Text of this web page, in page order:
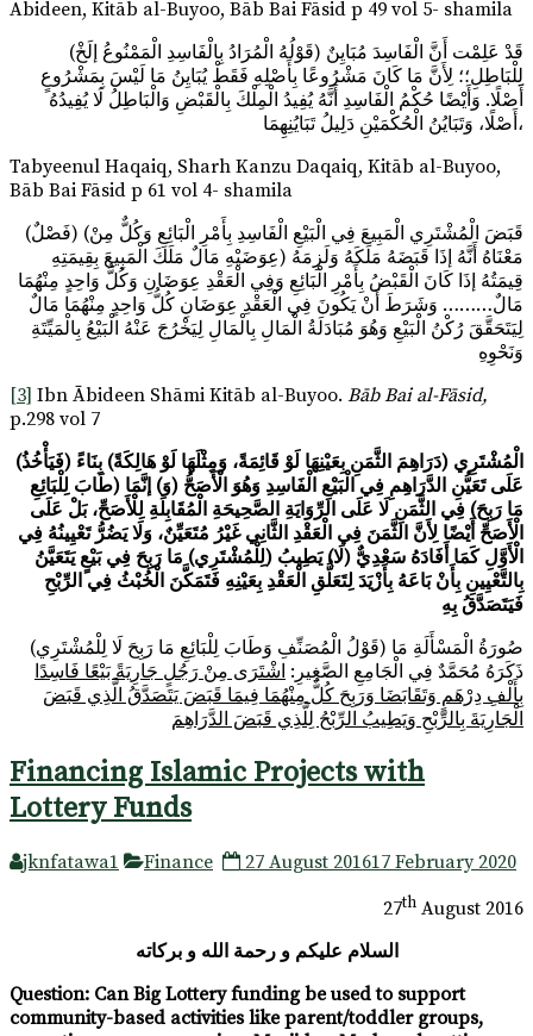
Abideen, Kitāb al-Buyoo, Bāb Bai Fāsid p 49 vol 5- shamila
(قَوْلُهُ الْمُرَادُ بِالْفَاسِدِ الْمَمْنُوعُ إلَخْ) قَدْ عَلِمْت أَنَّ الْفَاسِدَ مُبَايِنٌ
لِلْبَاطِلِ؛؛ لِأَنَّ مَا كَانَ مَشْرُوعًا بِأَصْلِهِ فَقَطْ يُبَايِنُ مَا لَيْسَ بِمَشْرُوعٍ
أَصْلًا. وَأَيْضًا حُكْمُ الْفَاسِدِ أَنَّهُ يُفِيدُ الْمِلْكَ بِالْقَبْضِ وَالْبَاطِلُ لَا يُفِيدُهُ
أَصْلًا، وَتَبَايُنُ الْحُكْمَيْنِ دَلِيلُ تَبَايُنِهِمَا،
Tabyeenul Haqaiq, Sharh Kanzu Daqaiq, Kitāb al-Buyoo,
Bāb Bai Fāsid p 61 vol 4- shamila
(فَصْلٌ) (قَبَضَ الْمُشْتَرِي الْمَبِيعَ فِي الْبَيْعِ الْفَاسِدِ بِأَمْرِ الْبَائِعِ وَكُلٌّ مِنْ
عِوَضَيْهِ مَالٌ مَلَكَ الْمَبِيعَ بِقِيمَتِهِ) مَعْنَاهُ أَنَّهُ إذَا قَبَضَهُ مَلَكَهُ وَلَزِمَهُ
قِيمَتُهُ إذَا كَانَ الْقَبْضُ بِأَمْرِ الْبَائِعِ وَفِي الْعَقْدِ عِوَضَانِ وَكُلُّ وَاحِدٍ مِنْهُمَا
مَالٌ……… وَشَرَطَ أَنْ يَكُونَ فِي الْعَقْدِ عِوَضَانِ كُلُّ وَاحِدٍ مِنْهُمَا مَالٌ
لِيَتَحَقَّقَ رُكْنُ الْبَيْعِ وَهُوَ مُبَادَلَةُ الْمَالِ بِالْمَالِ لِيَخْرُجَ عَنْهُ الْبَيْعُ بِالْمَيِّتَةِ
وَنَحْوِهِ
[3] Ibn Ābideen Shāmi Kitāb al-Buyoo. Bāb Bai al-Fāsid,
p.298 vol 7
(فَيَأْخُذُ) الْمُشْتَرِي (دَرَاهِمَ الثَّمَنِ بِعَيْنِهَا لَوْ قَائِمَةً، وَمِثْلَهَا لَوْ هَالِكَةً) بِنَاءً
عَلَى تَعَيُّنِ الدَّرَاهِمِ فِي الْبَيْعِ الْفَاسِدِ وَهُوَ الْأَصَحُّ (وَ) إنَّمَا (طَابَ لِلْبَائِعِ
مَا رَبِحَ) فِي الثَّمَنِ لَا عَلَى الرِّوَايَةِ الصَّحِيحَةِ الْمُقَابِلَةِ لِلْأَصَحِّ، بَلْ عَلَى
الْأَصَحِّ أَيْضًا لِأَنَّ الثَّمَنَ فِي الْعَقْدِ الثَّانِي غَيْرُ مُتَعَيِّنٌ، وَلَا يَضُرُّ تَعْيِينُهُ فِي
الْأَوَّلِ كَمَا أَفَادَهُ سَعْدِيٌّ (لَا) يَطِيبُ (لِلْمُشْتَرِي) مَا رَبِحَ فِي بَيْعٍ يَتَعَيَّنُ
بِالتَّعْيِينِ بِأَنْ بَاعَهُ بِأَزْيَدَ لِتَعَلُّقِ الْعَقْدِ بِعَيْنِهِ فَتَمَكَّنَ الْخُبْثُ فِي الرِّبْحِ
فَيَتَصَدَّقُ بِهِ
(قَوْلُ الْمُصَنِّفِ وَطَابَ لِلْبَائِعِ مَا رَبِحَ لَا لِلْمُشْتَرِي) صُورَةُ الْمَسْأَلَةِ مَا
ذَكَرَهُ مُحَمَّدٌ فِي الْجَامِعِ الصَّغِيرِ: اشْتَرَى مِنْ رَجُلٍ جَارِيَةً بَيْعًا فَاسِدًا
بِأَلْفِ دِرْهَمٍ وَتَقَابَضَا وَرَبِحَ كُلٌّ مِنْهُمَا فِيمَا قَبَضَ يَتَصَدَّقُ الَّذِي قَبَضَ
الْجَارِيَةَ بِالرِّبْحِ وَيَطِيبُ الرِّبْحُ لِلَّذِي قَبَضَ الدَّرَاهِمَ
Financing Islamic Projects with
Lottery Funds
jknfatawa1 Finance 27 August 201617 February 2020
27th August 2016
السلام عليكم و رحمة الله و بركاته
Question: Can Big Lottery funding be used to support
community-based activities like parent/toddler groups,